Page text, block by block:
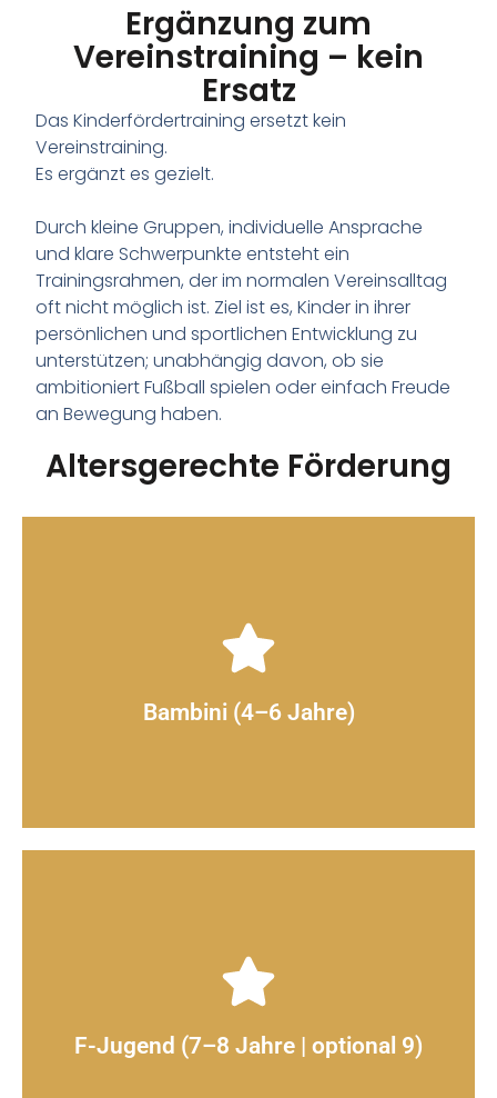
Ergänzung zum
Vereinstraining – kein
Ersatz
Das Kinderfördertraining ersetzt kein
Vereinstraining.
Es ergänzt es gezielt.
Durch kleine Gruppen, individuelle Ansprache
und klare Schwerpunkte entsteht ein
Trainingsrahmen, der im normalen Vereinsalltag
oft nicht möglich ist. Ziel ist es, Kinder in ihrer
persönlichen und sportlichen Entwicklung zu
unterstützen; unabhängig davon, ob sie
ambitioniert Fußball spielen oder einfach Freude
an Bewegung haben.
Altersgerechte Förderung
Bambini (4–6 Jahre)
Ich und mein Ball → Schwerpunkt: Bewegung,
Ballgefühl, Koordination, Spielfreude
Mehr erfahren
F-Jugend (7–8 Jahre | optional 9)
Ich, unser Ball und mein Mitspieler → Schwerpunkt:
Dribbeln, Passen, Entscheidungen im Spiel
Mehr erfahren